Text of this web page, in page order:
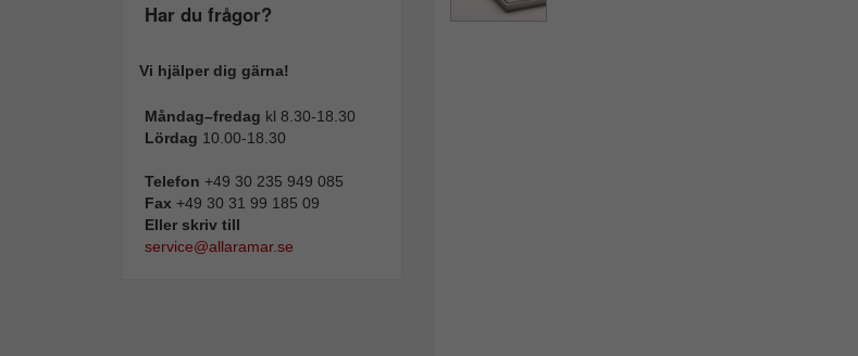
Har du frågor?
Vi hjälper dig gärna!
Måndag–fredag kl 8.30-18.30
Lördag 10.00-18.30
Telefon +49 30 235 949 085
Fax +49 30 31 99 185 09
Eller skriv till
service@allaramar.se